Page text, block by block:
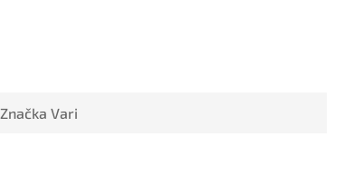
Značka Vari